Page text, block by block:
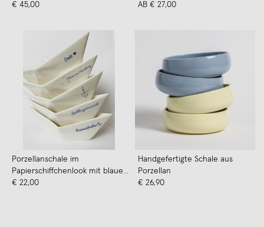
Ceramics
€ 45,00
AB € 27,00
Porzellanschale im
Papierschiffchenlook mit blauem
maritimen Aufdruck Anker,
€ 22,00
Handgefertigte Schale aus
Porzellan
€ 26,90